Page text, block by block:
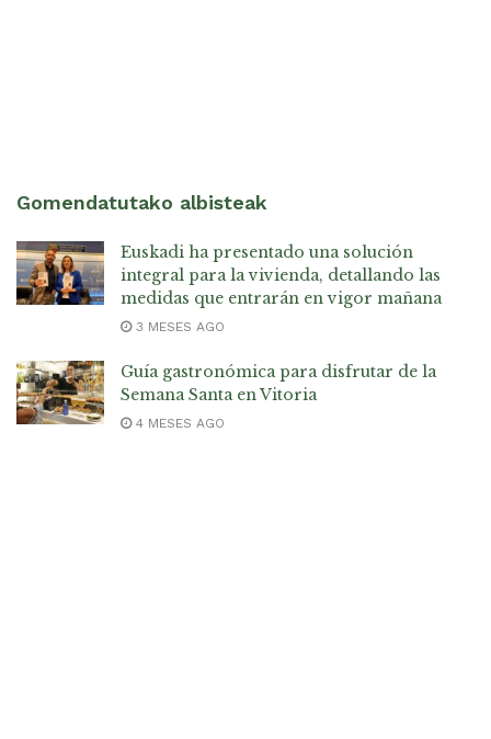
Gomendatutako albisteak
Euskadi ha presentado una solución
integral para la vivienda, detallando las
medidas que entrarán en vigor mañana
3 MESES AGO
Guía gastronómica para disfrutar de la
Semana Santa en Vitoria
4 MESES AGO